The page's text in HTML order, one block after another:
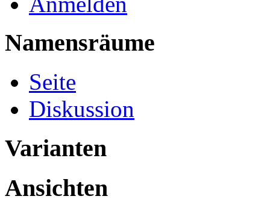
Namensräume
Seite
Diskussion
Varianten
Ansichten